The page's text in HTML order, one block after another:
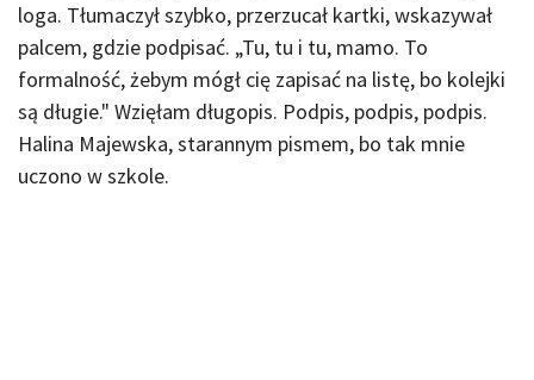
loga. Tłumaczył szybko, przerzucał kartki, wskazywał
palcem, gdzie podpisać. „Tu, tu i tu, mamo. To
formalność, żebym mógł cię zapisać na listę, bo kolejki
są długie." Wzięłam długopis. Podpis, podpis, podpis.
Halina Majewska, starannym pismem, bo tak mnie
uczono w szkole.